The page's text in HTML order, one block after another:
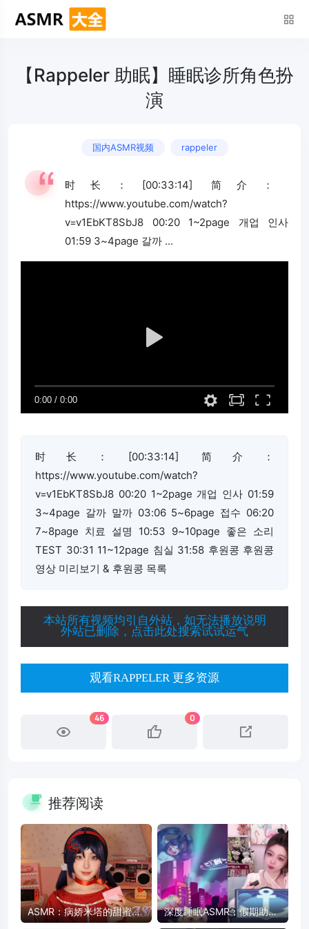
【Rappeler 助眠】睡眠诊所角色扮
演
国内ASMR视频 rappeler
时长：[00:33:14] 简介：
https://www.youtube.com/watch?
v=v1EbKT8SbJ8 00:20 1~2page 개업 인사
01:59 3~4page 갈까 ...
时长：[00:33:14] 简介：
https://www.youtube.com/watch?
v=v1EbKT8SbJ8 00:20 1~2page 개업 인사 01:59
3~4page 갈까 말까 03:06 5~6page 접수 06:20
7~8page 치료 설명 10:53 9~10page 좋은 소리
TEST 30:31 11~12page 침실 31:58 후원콩 후원콩
영상 미리보기 & 후원콩 목록
本站所有视频均引自外站，如无法播放说明
外站已删除，点击此处搜索试试运气
观看RAPPELER 更多资源
46 0
推荐阅读
ASMR：病娇米塔的甜蜜陪
伴 - 药片、卡带、护肤品触
深度睡眠ASMR：假期助眠
放松，快速入睡